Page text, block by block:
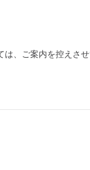
、ご案内を控えさ